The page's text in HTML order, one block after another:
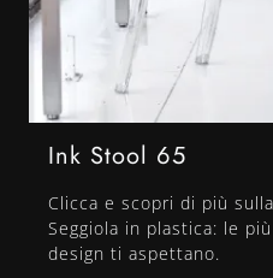
Ink Stool 65
Clicca e scopri di più
Seggiola in plastica: le
design ti aspettano.